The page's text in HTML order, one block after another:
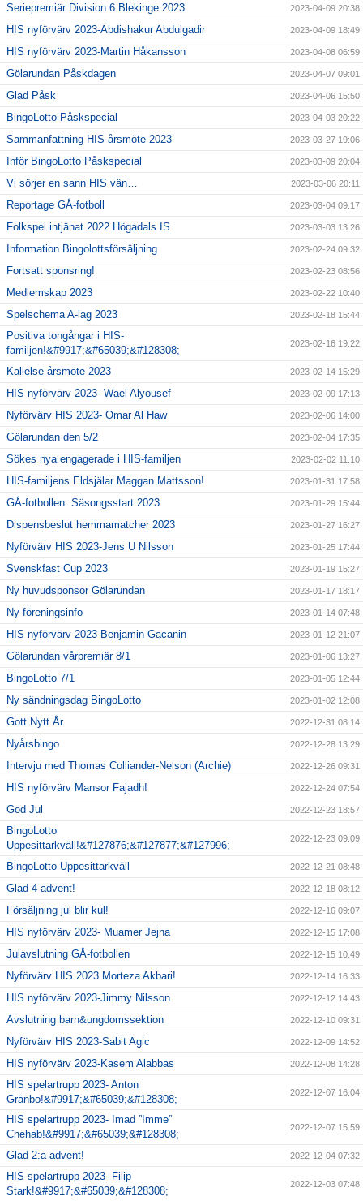
Seriepremiär Division 6 Blekinge 2023 2023-04-09 20:38
HIS nyförvärv 2023-Abdishakur Abdulgadir 2023-04-09 18:49
HIS nyförvärv 2023-Martin Håkansson 2023-04-08 06:59
Gölarundan Påskdagen 2023-04-07 09:01
Glad Påsk 2023-04-06 15:50
BingoLotto Påskspecial 2023-04-03 20:22
Sammanfattning HIS årsmöte 2023 2023-03-27 19:06
Inför BingoLotto Påskspecial 2023-03-09 20:04
Vi sörjer en sann HIS vän… 2023-03-06 20:11
Reportage GÅ-fotboll 2023-03-04 09:17
Folkspel intjänat 2022 Högadals IS 2023-03-03 13:26
Information Bingolottsförsäljning 2023-02-24 09:32
Fortsatt sponsring! 2023-02-23 08:56
Medlemskap 2023 2023-02-22 10:40
Spelschema A-lag 2023 2023-02-18 15:44
Positiva tongångar i HIS-
familjen!&#9917;&#65039;&#128308;
2023-02-16 19:22
Kallelse årsmöte 2023 2023-02-14 15:29
HIS nyförvärv 2023- Wael Alyousef 2023-02-09 17:13
Nyförvärv HIS 2023- Omar Al Haw 2023-02-06 14:00
Gölarundan den 5/2 2023-02-04 17:35
Sökes nya engagerade i HIS-familjen 2023-02-02 11:10
HIS-familjens Eldsjälar Maggan Mattsson! 2023-01-31 17:58
GÅ-fotbollen. Säsongsstart 2023 2023-01-29 15:44
Dispensbeslut hemmamatcher 2023 2023-01-27 16:27
Nyförvärv HIS 2023-Jens U Nilsson 2023-01-25 17:44
Svenskfast Cup 2023 2023-01-19 15:27
Ny huvudsponsor Gölarundan 2023-01-17 18:17
Ny föreningsinfo 2023-01-14 07:48
HIS nyförvärv 2023-Benjamin Gacanin 2023-01-12 21:07
Gölarundan vårpremiär 8/1 2023-01-06 13:27
BingoLotto 7/1 2023-01-05 12:44
Ny sändningsdag BingoLotto 2023-01-02 12:08
Gott Nytt År 2022-12-31 08:14
Nyårsbingo 2022-12-28 13:29
Intervju med Thomas Colliander-Nelson (Archie) 2022-12-26 09:31
HIS nyförvärv Mansor Fajadh! 2022-12-24 07:54
God Jul 2022-12-23 18:57
BingoLotto
Uppesittarkväll!&#127876;&#127877;&#127996;
2022-12-23 09:09
BingoLotto Uppesittarkväll 2022-12-21 08:48
Glad 4 advent! 2022-12-18 08:12
Försäljning jul blir kul! 2022-12-16 09:07
HIS nyförvärv 2023- Muamer Jejna 2022-12-15 17:08
Julavslutning GÅ-fotbollen 2022-12-15 10:49
Nyförvärv HIS 2023 Morteza Akbari! 2022-12-14 16:33
HIS nyförvärv 2023-Jimmy Nilsson 2022-12-12 14:43
Avslutning barn&ungdomssektion 2022-12-10 09:31
Nyförvärv HIS 2023-Sabit Agic 2022-12-09 14:52
HIS nyförvärv 2023-Kasem Alabbas 2022-12-08 14:28
HIS spelartrupp 2023- Anton
Gränbo!&#9917;&#65039;&#128308;
2022-12-07 16:04
HIS spelartrupp 2023- Imad ”Imme”
Chehab!&#9917;&#65039;&#128308;
2022-12-07 15:59
Glad 2:a advent! 2022-12-04 07:32
HIS spelartrupp 2023- Filip
Stark!&#9917;&#65039;&#128308;
2022-12-03 07:48